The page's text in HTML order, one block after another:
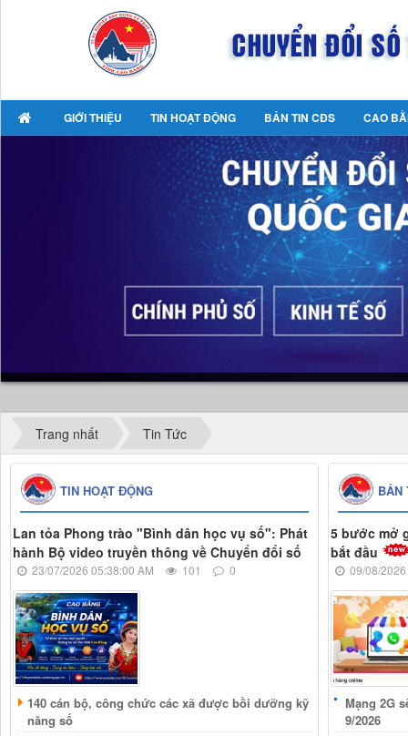
GIỚI THIỆU TIN HOẠT ĐỘNG BẢN TIN CĐS CAO
Trang nhất Tin Tức
TIN HOẠT ĐỘNG
Lan tỏa Phong trào "Bình dân học vụ số": Phát
hành Bộ video truyền thông về Chuyển đổi số
23/07/2026 05:38:00 AM 101 0
140 cán bộ, công chức các xã được bồi dưỡng kỹ
năng số
BẢN
5 bước mở
bắt đầu
09/08/
Mạng 2G
9/2026